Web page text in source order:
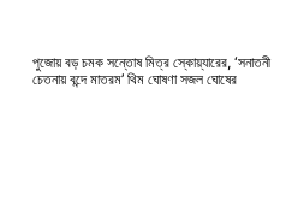
পুজোয় বড় চমক সন্তোষ মিত্র স্কোয়্যারের, ‘সনাতনী
চেতনায় বন্দে মাতরম’ থিম ঘোষণা সজল ঘোষের